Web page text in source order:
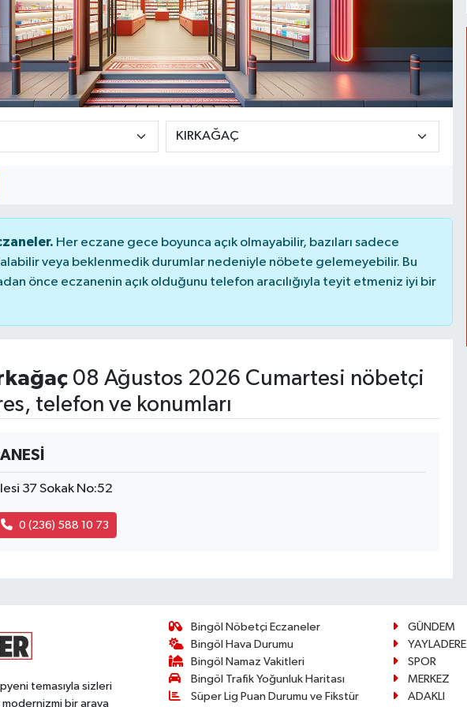
Her eczane gece boyunca açık olmayabilir, bazıları sadece
veya beklenmedik durumlar nedeniyle nöbete gelemeyebilir. Bu
önce eczanenin açık olduğunu telefon aracılığıyla teyit etmeniz iyi bir
08 Ağustos 2026 Cumartesi nöbetçi
telefon ve konumları
37 Sokak No:52
0 (236) 588 10 73
temasıyla sizleri
bir araya
Bingöl Nöbetçi Eczaneler
Bingöl Hava Durumu
Bingöl Namaz Vakitleri
Bingöl Trafik Yoğunluk Haritası
Süper Lig Puan Durumu ve Fikstür
GÜNDEM
YAYLADERE
SPOR
MERKEZ
ADAKLI